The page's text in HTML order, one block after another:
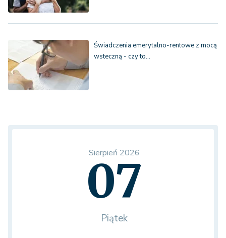
Świadczenia emerytalno-rentowe z mocą
wsteczną - czy to…
Sierpień 2026
07
Piątek